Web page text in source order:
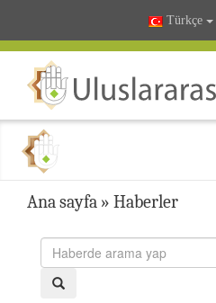
Türkçe
Ana sayfa » Haberler